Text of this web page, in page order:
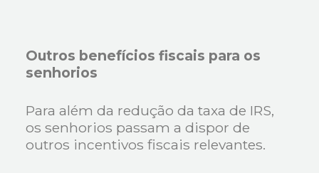
Outros benefícios fiscais para os
senhorios
Para além da redução da taxa de IRS,
os senhorios passam a dispor de
outros incentivos fiscais relevantes.